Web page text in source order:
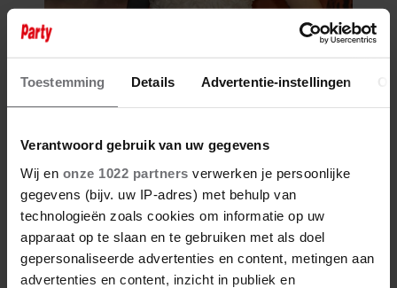
Toestemming Details Advertentie-instellingen
Verantwoord gebruik van uw gegevens
Wij en onze 1022 partners verwerken je persoonlijke
gegevens (bijv. uw IP-adres) met behulp van
technologieën zoals cookies om informatie op uw
apparaat op te slaan en te gebruiken met als doel
gepersonaliseerde advertenties en content, metingen aan
advertenties en content, inzicht in publiek en